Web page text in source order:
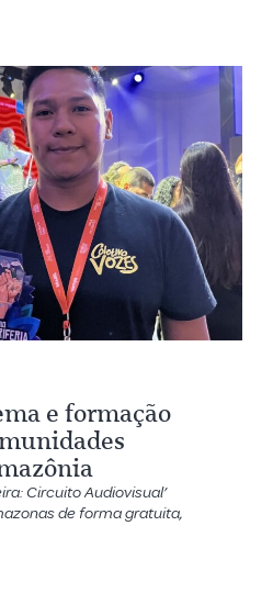
e formação
Circuito Audiovisual’
de forma gratuita,